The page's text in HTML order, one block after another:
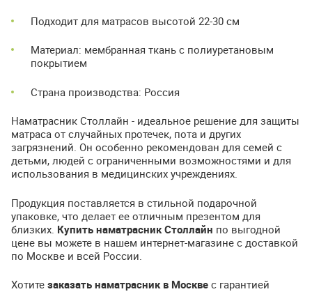
Подходит для матрасов высотой 22-30 см
Материал: мембранная ткань с полиуретановым
покрытием
Страна производства: Россия
Наматрасник Столлайн - идеальное решение для защиты
матраса от случайных протечек, пота и других
загрязнений. Он особенно рекомендован для семей с
детьми, людей с ограниченными возможностями и для
использования в медицинских учреждениях.
Продукция поставляется в стильной подарочной
упаковке, что делает ее отличным презентом для
близких. Купить наматрасник Столлайн по выгодной
цене вы можете в нашем интернет-магазине с доставкой
по Москве и всей России.
Хотите заказать наматрасник в Москве с гарантией